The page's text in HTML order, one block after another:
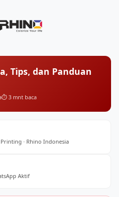
Tips, dan Panduan
⏱️ 3 mnt baca
· Rhino Indonesia
Aktif